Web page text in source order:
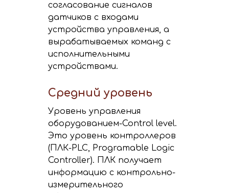
согласование сигналов
датчиков с входами
устройства управления, а
вырабатываемых команд с
исполнительными
устройствами.
Средний уровень
Уровень управления
оборудованием-Control level.
Это уровень контроллеров
(ПЛК-PLC, Programable Logic
Controller). ПЛК получает
информацию с контрольно-
измерительного